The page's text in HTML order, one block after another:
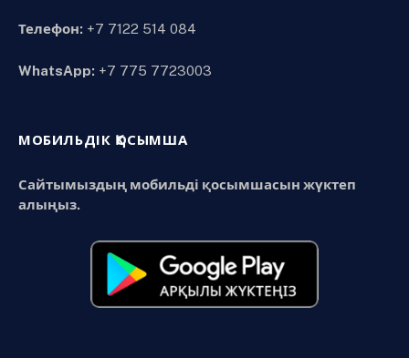
Телефон: +7 7122 514 084
WhatsApp: +7 775 7723003
МОБИЛЬДІК ҚОСЫМША
Сайтымыздың мобильді қосымшасын жүктеп
алыңыз.